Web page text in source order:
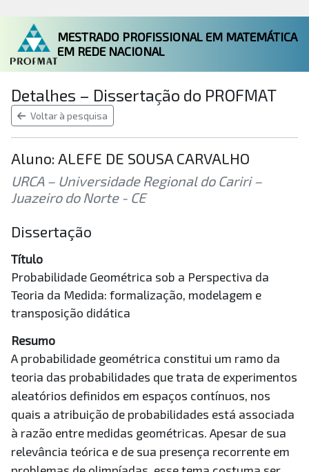
MESTRADO PROFISSIONAL EM MATEMÁTICA
EM REDE NACIONAL
Detalhes – Dissertação do PROFMAT
Voltar à pesquisa
Aluno: ALEFE DE SOUSA CARVALHO
URCA – Universidade Regional do Cariri –
Juazeiro do Norte - CE
Dissertação
Título
Probabilidade Geométrica sob a Perspectiva da
Teoria da Medida: formalização, modelagem e
transposição didática
Resumo
A probabilidade geométrica constitui um ramo da
teoria das probabilidades que trata de experimentos
aleatórios definidos em espaços contínuos, nos
quais a atribuição de probabilidades está associada
à razão entre medidas geométricas. Apesar de sua
relevância teórica e de sua presença recorrente em